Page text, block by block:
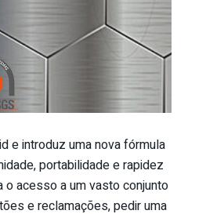
e introduz uma nova fórmula
portabilidade e rapidez
acesso a um vasto conjunto
e reclamações, pedir uma